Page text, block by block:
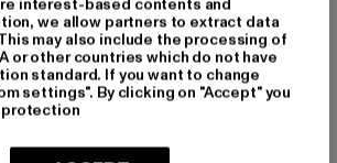
EUR 44,99 EUR
URBAN CLASSICS
69,29 EUR
Derzeitiger Preis: 69,29 EUR
109,99 EUR
interest-based contents and
we allow partners to extract data
may also include the processing of
or other countries which do not have
standard. If you want to change
settings". By clicking on "Accept" you
protection